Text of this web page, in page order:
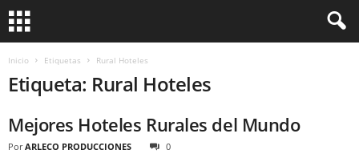
Inicio Etiquetas Rural Hoteles
Etiqueta: Rural Hoteles
Mejores Hoteles Rurales del Mundo
Por ARLECO PRODUCCIONES 0